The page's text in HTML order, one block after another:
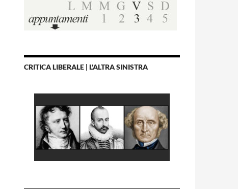
CRITICA LIBERALE | L'ALTRA SINISTRA